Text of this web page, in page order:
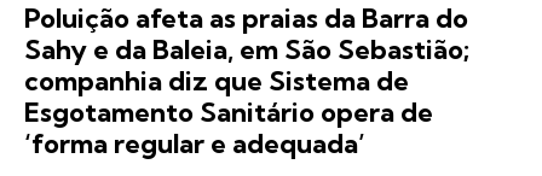
Poluição afeta as praias da Barra do
Sahy e da Baleia, em São Sebastião;
companhia diz que Sistema de
Esgotamento Sanitário opera de
‘forma regular e adequada’